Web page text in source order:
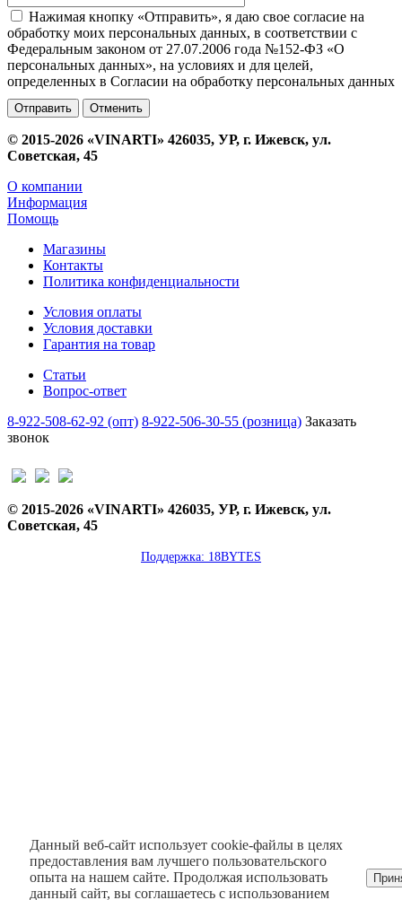
Нажимая кнопку «Отправить», я даю свое согласие на
обработку моих персональных данных, в соответствии с
Федеральным законом от 27.07.2006 года №152-ФЗ «О
персональных данных», на условиях и для целей,
определенных в Согласии на обработку персональных данных
Отменить
© 2015-2026 «VINARTI» 426035, УР, г. Ижевск, ул.
Советская, 45
О компании
Информация
Помощь
Магазины
Контакты
Политика конфиденциальности
Условия оплаты
Условия доставки
Гарантия на товар
Статьи
Вопрос-ответ
8-922-508-62-92 (опт) 8-922-506-30-55 (розница) Заказать
звонок
© 2015-2026 «VINARTI» 426035, УР, г. Ижевск, ул.
Советская, 45
Поддержка: 18BYTES
Данный веб-сайт использует cookie-файлы в целях
предоставления вам лучшего пользовательского
опыта на нашем сайте. Продолжая использовать
данный сайт, вы соглашаетесь с использованием